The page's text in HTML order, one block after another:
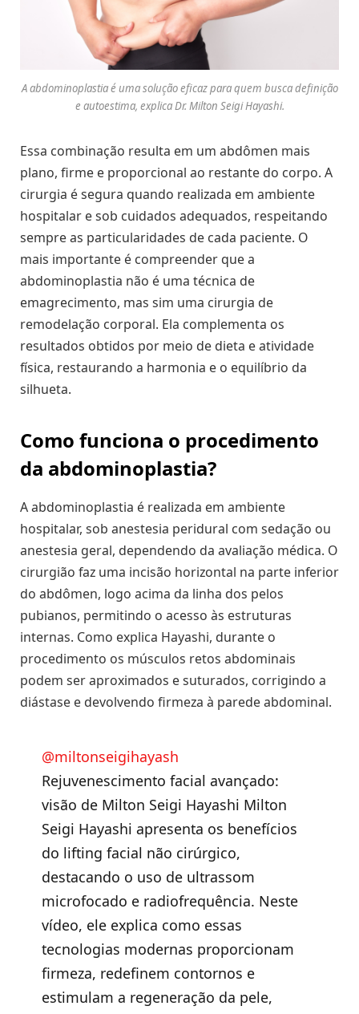
A abdominoplastia é uma solução eficaz para quem busca definição
e autoestima, explica Dr. Milton Seigi Hayashi.
Essa combinação resulta em um abdômen mais
plano, firme e proporcional ao restante do corpo. A
cirurgia é segura quando realizada em ambiente
hospitalar e sob cuidados adequados, respeitando
sempre as particularidades de cada paciente. O
mais importante é compreender que a
abdominoplastia não é uma técnica de
emagrecimento, mas sim uma cirurgia de
remodelação corporal. Ela complementa os
resultados obtidos por meio de dieta e atividade
física, restaurando a harmonia e o equilíbrio da
silhueta.
Como funciona o procedimento
da abdominoplastia?
A abdominoplastia é realizada em ambiente
hospitalar, sob anestesia peridural com sedação ou
anestesia geral, dependendo da avaliação médica. O
cirurgião faz uma incisão horizontal na parte inferior
do abdômen, logo acima da linha dos pelos
pubianos, permitindo o acesso às estruturas
internas. Como explica Hayashi, durante o
procedimento os músculos retos abdominais
podem ser aproximados e suturados, corrigindo a
diástase e devolvendo firmeza à parede abdominal.
@miltonseigihayash
Rejuvenescimento facial avançado:
visão de Milton Seigi Hayashi Milton
Seigi Hayashi apresenta os benefícios
do lifting facial não cirúrgico,
destacando o uso de ultrassom
microfocado e radiofrequência. Neste
vídeo, ele explica como essas
tecnologias modernas proporcionam
firmeza, redefinem contornos e
estimulam a regeneração da pele,